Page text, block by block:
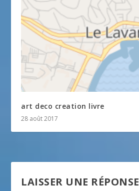
art deco creation livre
28 août 2017
LAISSER UNE RÉPONSE